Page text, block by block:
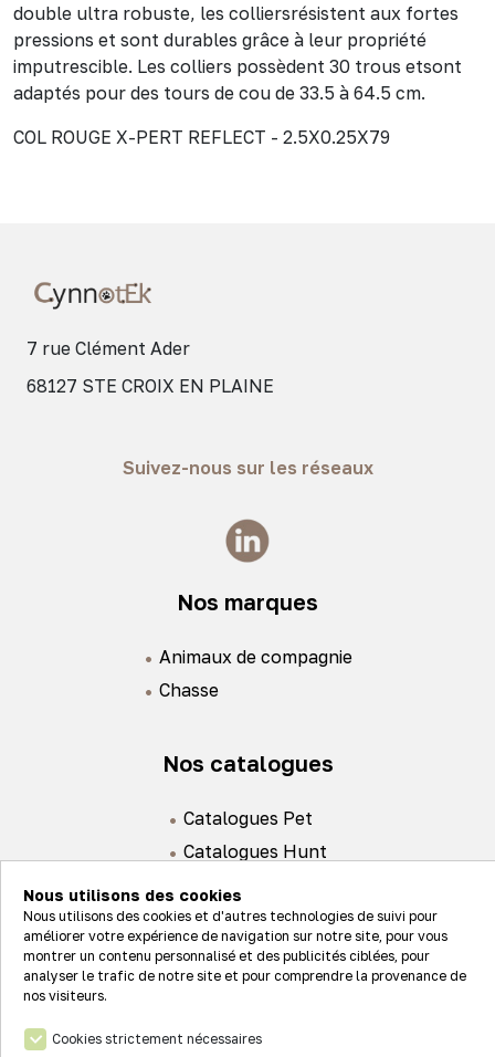
double ultra robuste, les colliersrésistent aux fortes
pressions et sont durables grâce à leur propriété
imputrescible. Les colliers possèdent 30 trous etsont
adaptés pour des tours de cou de 33.5 à 64.5 cm.
COL ROUGE X-PERT REFLECT - 2.5X0.25X79
7 rue Clément Ader
68127 STE CROIX EN PLAINE
Suivez-nous sur les réseaux
Nos marques
Animaux de compagnie
Chasse
Nos catalogues
Catalogues Pet
Catalogues Hunt
Actualités
Connexion
Nous utilisons des cookies
Nous utilisons des cookies et d'autres technologies de suivi pour
améliorer votre expérience de navigation sur notre site, pour vous
montrer un contenu personnalisé et des publicités ciblées, pour
analyser le trafic de notre site et pour comprendre la provenance de
nos visiteurs.
Cookies strictement nécessaires